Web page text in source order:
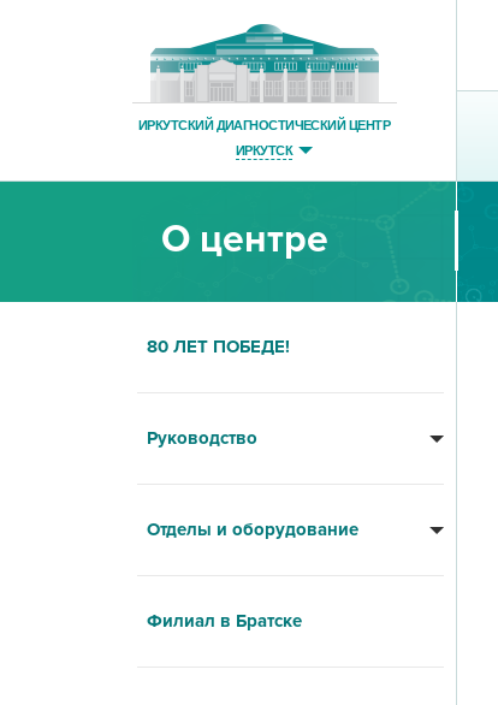
ИРКУТСКИЙ ДИАГНОСТИЧЕСКИЙ ЦЕНТР
ИРКУТСК
О центре
80 ЛЕТ ПОБЕДЕ!
Руководство
Отделы и оборудование
Филиал в Братске